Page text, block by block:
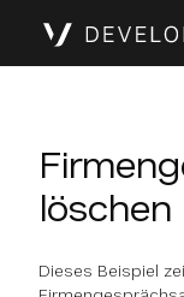
löschen
Dieses Beispiel